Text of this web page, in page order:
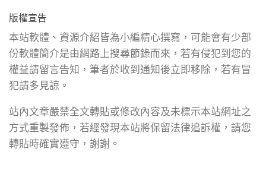
版權宣告
本站軟體、資源介紹皆為小編精心撰寫，可能會有少部
份軟體簡介是由網路上搜尋節錄而來，若有侵犯到您的
權益請留言告知，筆者於收到通知後立即移除，若有冒
犯請多見諒。
站內文章嚴禁全文轉貼或修改內容及未標示本站網址之
方式重製發佈，若經發現本站將保留法律追訴權，請您
轉貼時確實遵守，謝謝。